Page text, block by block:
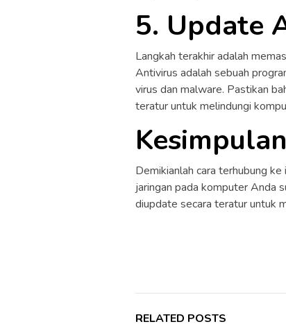
5. Update
Langkah terakhir adalah
Antivirus adalah sebuah
virus dan malware. Pastikan
teratur untuk melindungi
Kesimpulan
Demikianlah cara terhubung
jaringan pada komputer Anda
diupdate secara teratur untuk
RELATED POSTS